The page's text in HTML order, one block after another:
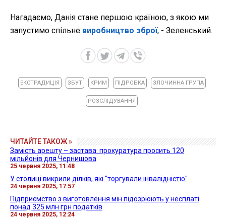
Нагадаємо, Данія стане першою країною, з якою ми
запустимо спільне виробництво зброї, - Зеленський.
ЕКСТРАДИЦІЯ ЗБУТ КРИМ ПІДРОБКА ЗЛОЧИННА ГРУПА
РОЗСЛІДУВАННЯ
ЧИТАЙТЕ ТАКОЖ »
Замість арешту – застава: прокуратура просить 120
мільйонів для Чернишова
25 червня 2025, 11:48
У столиці викрили ділків, які "торгували інвалідністю"
24 червня 2025, 17:57
Підприємство з виготовлення мін підозрюють у несплаті
понад 325 млн грн податків
24 червня 2025, 12:24